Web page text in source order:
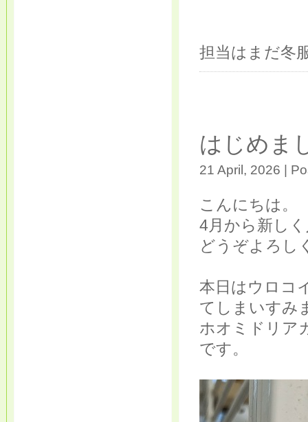
担当はまだ冬
はじめま
21 April, 2026 |
こんにちは。
4月から新し
どうぞよろし
本日はウロコ
てしまいすみ
ホオミドリア
です。